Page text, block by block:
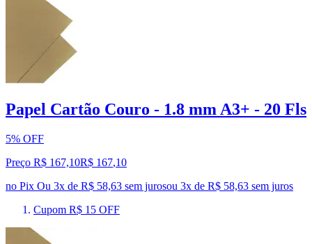
Papel Cartão Couro - 1.8 mm A3+ - 20 Fls
5% OFF
Preço R$ 167,10R$ 167,10
no Pix Ou 3x de R$ 58,63 sem jurosou 3x de R$ 58,63 sem juros
Cupom R$ 15 OFF